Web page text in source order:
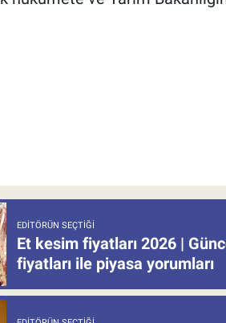
EDITÖRÜN SEÇTIĞI
Et kesim fiyatları 2026 |
fiyatları ile piyasa yorumları